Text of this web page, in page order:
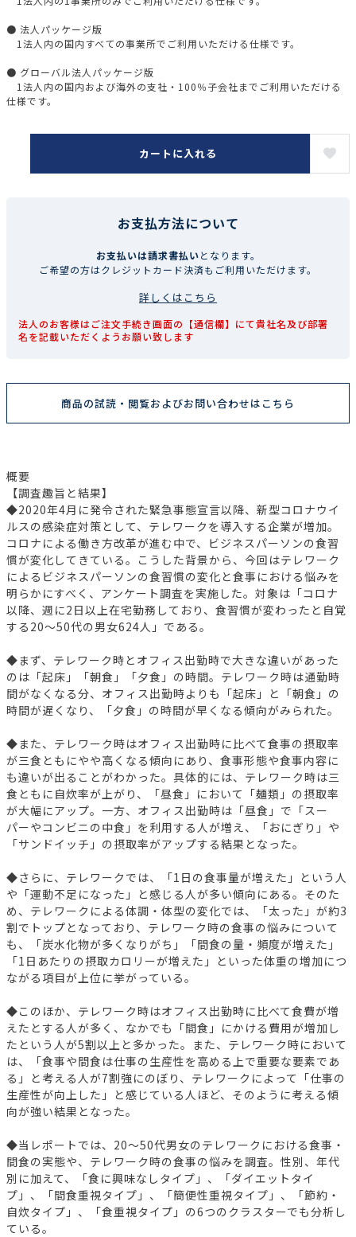
● 法人パッケージ版
1法人内の国内すべての事業所でご利用いただける仕様です。
● グローバル法人パッケージ版
1法人内の国内および海外の支社・100％子会社までご利用いただける
仕様です。
カートに入れる
お支払方法について
お支払いは請求書払いとなります。
ご希望の方はクレジットカード決済もご利用いただけます。
詳しくはこちら
法人のお客様はご注文手続き画面の【通信欄】にて貴社名及び部署
名を記載いただくようお願い致します
商品の試読・閲覧およびお問い合わせはこちら
概要
【調査趣旨と結果】
◆2020年4月に発令された緊急事態宣言以降、新型コロナウイ
ルスの感染症対策として、テレワークを導入する企業が増加。
コロナによる働き方改革が進む中で、ビジネスパーソンの食習
慣が変化してきている。こうした背景から、今回はテレワーク
によるビジネスパーソンの食習慣の変化と食事における悩みを
明らかにすべく、アンケート調査を実施した。対象は「コロナ
以降、週に2日以上在宅勤務しており、食習慣が変わったと自覚
する20～50代の男女624人」である。
◆まず、テレワーク時とオフィス出勤時で大きな違いがあった
のは「起床」「朝食」「夕食」の時間。テレワーク時は通勤時
間がなくなる分、オフィス出勤時よりも「起床」と「朝食」の
時間が遅くなり、「夕食」の時間が早くなる傾向がみられた。
◆また、テレワーク時はオフィス出勤時に比べて食事の摂取率
が三食ともにやや高くなる傾向にあり、食事形態や食事内容に
も違いが出ることがわかった。具体的には、テレワーク時は三
食ともに自炊率が上がり、「昼食」において「麺類」の摂取率
が大幅にアップ。一方、オフィス出勤時は「昼食」で「スー
パーやコンビニの中食」を利用する人が増え、「おにぎり」や
「サンドイッチ」の摂取率がアップする結果となった。
◆さらに、テレワークでは、「1日の食事量が増えた」という人
や「運動不足になった」と感じる人が多い傾向にある。そのた
め、テレワークによる体調・体型の変化では、「太った」が約3
割でトップとなっており、テレワーク時の食事の悩みについて
も、「炭水化物が多くなりがち」「間食の量・頻度が増えた」
「1日あたりの摂取カロリーが増えた」といった体重の増加につ
ながる項目が上位に挙がっている。
◆このほか、テレワーク時はオフィス出勤時に比べて食費が増
えたとする人が多く、なかでも「間食」にかける費用が増加し
たという人が5割以上と多かった。また、テレワーク時において
は、「食事や間食は仕事の生産性を高める上で重要な要素であ
る」と考える人が7割強にのぼり、テレワークによって「仕事の
生産性が向上した」と感じている人ほど、そのように考える傾
向が強い結果となった。
◆当レポートでは、20～50代男女のテレワークにおける食事・
間食の実態や、テレワーク時の食事の悩みを調査。性別、年代
別に加えて、「食に興味なしタイプ」、「ダイエットタイ
プ」、「間食重視タイプ」、「簡便性重視タイプ」、「節約・
自炊タイプ」、「食重視タイプ」の6つのクラスターでも分析し
ている。